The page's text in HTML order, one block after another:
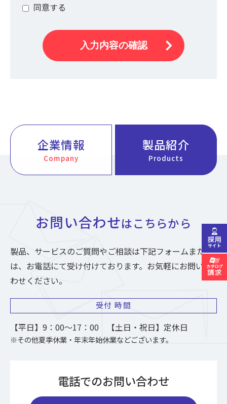
同意する
入力内容の確認
企業情報
Company
製品紹介
Products
お問い合わせはこちらから
製品、サービスのご質問やご相談は下記フォームまた
は、お電話にて受け付けております。お気軽にお問い合
わせください。
受付 時間
【平日】9：00～17：00 【土日・祝日】定休日
※その他夏季休業・年末年始休業などございます。
電話でのお問い合わせ